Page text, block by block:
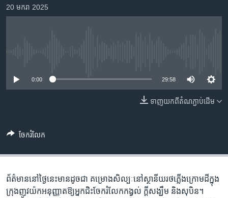
និង​
រំលង​
កាន់​
ស្វែង​
ទូរទស្សន៍ / វីដេអូ​
20 មករា 2025
0:00 29:58
ទាញ​យក​ពី​តំណភ្ជាប់​ដើម
ចែករំលែក
ព័ត៌មាន​នៅ​ថ្ងៃនេះ​មាន​ដូចជា គម្រោង​សិល្បៈ​នៅ​​ស្ថានីយ​រថភ្លើង​ក្រោម​ដី​ក្នុង​
ក្រុង​ញូវយ៉ក​អនុញ្ញាត​ឱ្យ​អ្នកជិះ​ចែករំលែក​កង្វល់ ក្តី​សង្ឃឹម ​និង​សុបិន។